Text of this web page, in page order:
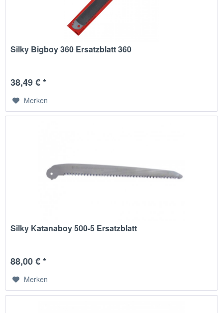
Silky Bigboy 360 Ersatzblatt 360
38,49 € *
Merken
Silky Katanaboy 500-5 Ersatzblatt
88,00 € *
Merken